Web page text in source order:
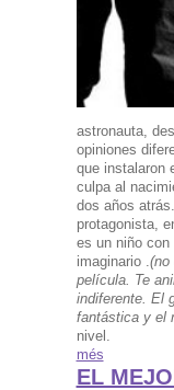
astronauta,
opiniones
que instalaron
culpa al
dos años
protagonista,
es un niño
imaginario . (no
película. Te
indiferente. El
fantástica y el
nivel.
més
EL